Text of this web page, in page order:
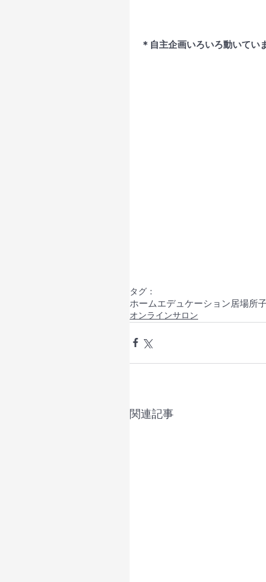
＊自主企画いろいろ動いてい
タグ：
ホームエデュケーション居場所
オンラインサロン
関連記事